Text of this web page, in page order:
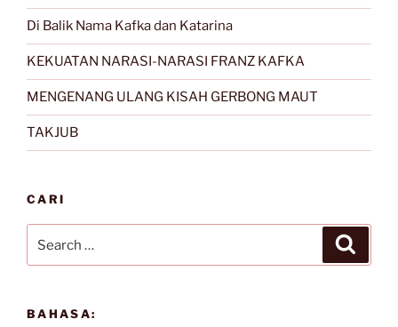
Di Balik Nama Kafka dan Katarina
KEKUATAN NARASI-NARASI FRANZ KAFKA
MENGENANG ULANG KISAH GERBONG MAUT
TAKJUB
CARI
BAHASA: